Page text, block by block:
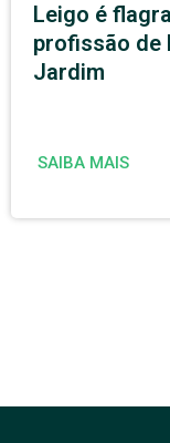
Leigo é
profissão de
Jardim
SAIBA MAIS